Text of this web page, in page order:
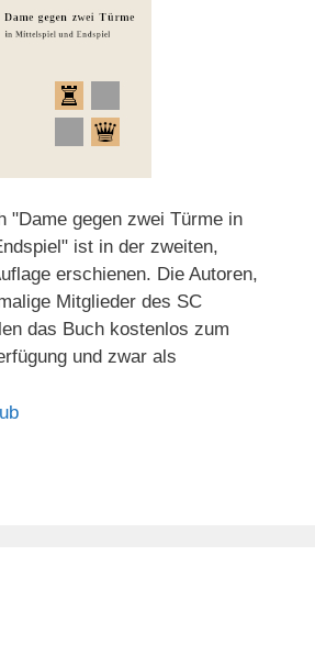
"Dame gegen zwei Türme in
ist in der zweiten,
erschienen. Die Autoren,
Mitglieder des SC
das Buch kostenlos zum
und zwar als